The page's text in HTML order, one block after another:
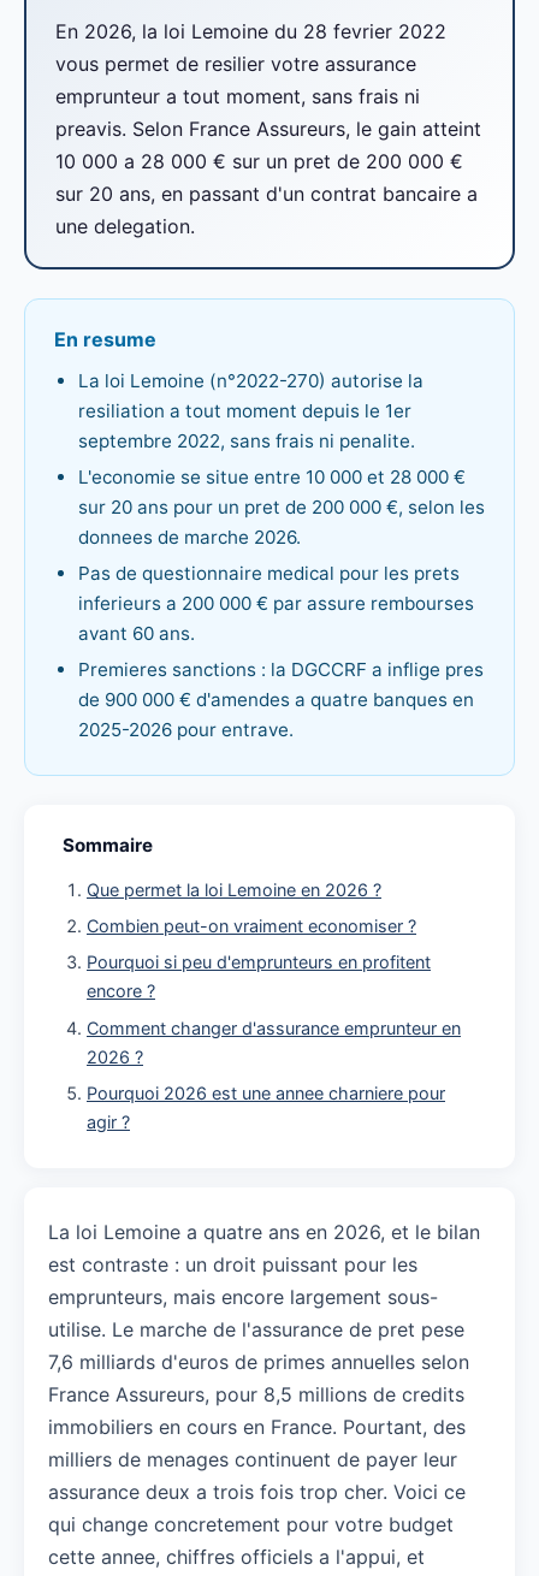
En 2026, la loi Lemoine du 28 fevrier 2022
vous permet de resilier votre assurance
emprunteur a tout moment, sans frais ni
preavis. Selon France Assureurs, le gain atteint
10 000 a 28 000 € sur un pret de 200 000 €
sur 20 ans, en passant d'un contrat bancaire a
une delegation.
En resume
La loi Lemoine (n°2022-270) autorise la
resiliation a tout moment depuis le 1er
septembre 2022, sans frais ni penalite.
L'economie se situe entre 10 000 et 28 000 €
sur 20 ans pour un pret de 200 000 €, selon les
donnees de marche 2026.
Pas de questionnaire medical pour les prets
inferieurs a 200 000 € par assure rembourses
avant 60 ans.
Premieres sanctions : la DGCCRF a inflige pres
de 900 000 € d'amendes a quatre banques en
2025-2026 pour entrave.
Sommaire
Que permet la loi Lemoine en 2026 ?
Combien peut-on vraiment economiser ?
Pourquoi si peu d'emprunteurs en profitent
encore ?
Comment changer d'assurance emprunteur en
2026 ?
Pourquoi 2026 est une annee charniere pour
agir ?
La loi Lemoine a quatre ans en 2026, et le bilan
est contraste : un droit puissant pour les
emprunteurs, mais encore largement sous-
utilise. Le marche de l'assurance de pret pese
7,6 milliards d'euros de primes annuelles selon
France Assureurs, pour 8,5 millions de credits
immobiliers en cours en France. Pourtant, des
milliers de menages continuent de payer leur
assurance deux a trois fois trop cher. Voici ce
qui change concretement pour votre budget
cette annee, chiffres officiels a l'appui, et